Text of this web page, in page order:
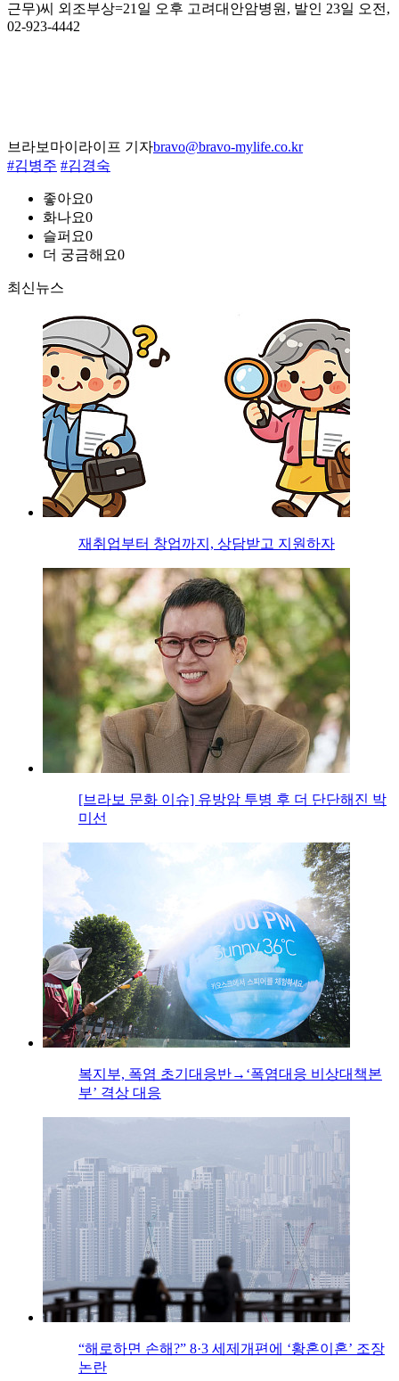
근무)씨 외조부상=21일 오후 고려대안암병원, 발인 23일 오전,
02-923-4442
브라보마이라이프 기자bravo@bravo-mylife.co.kr
#김병주 #김경숙
좋아요0
화나요0
슬퍼요0
더 궁금해요0
최신뉴스
재취업부터 창업까지, 상담받고 지원하자
[브라보 문화 이슈] 유방암 투병 후 더 단단해진 박
미선
복지부, 폭염 초기대응반→‘폭염대응 비상대책본
부’ 격상 대응
“해로하면 손해?” 8·3 세제개편에 ‘황혼이혼’ 조장
논란